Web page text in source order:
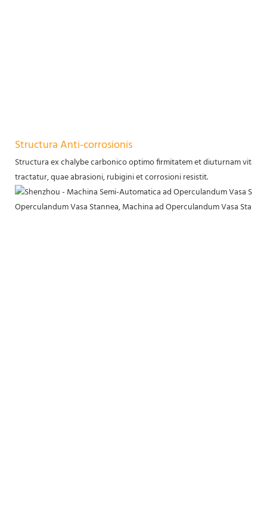
Structura Anti-corrosionis
Structura ex chalybe carbonico optimo firmitatem et diuturnam vitam
tractatur, quae abrasioni, rubigini et corrosioni resistit.